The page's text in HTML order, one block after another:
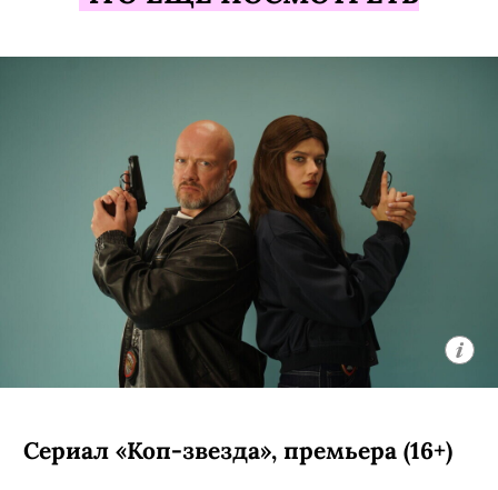
Сериал «Коп-звезда», премьера (16+)